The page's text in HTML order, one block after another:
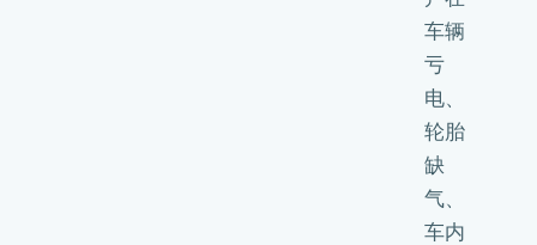
车辆
亏
电、
轮胎
缺
气、
车内